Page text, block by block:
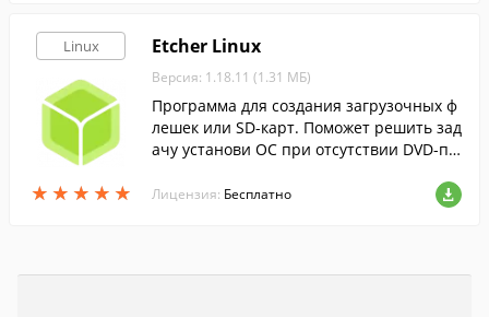
Linux
★ ★ ★ ★ ★
★ ★ ★ ★ ★
Etcher Linux
Версия: 1.18.11 (1.31 МБ)
Программа для создания загрузочных ф
лешек или SD-карт. Поможет решить зад
ачу установи ОС при отсутствии DVD-пр
Лицензия: Бесплатно